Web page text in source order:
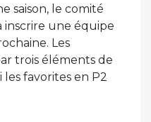
saison, le comité
inscrire une équipe
Les
trois éléments de
les favorites en P2